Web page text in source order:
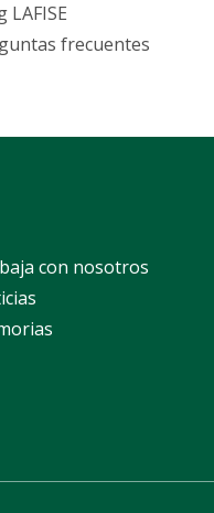
LAFISE
frecuentes
con nosotros